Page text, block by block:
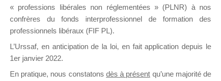
DIRIGEANT
« professions libérales non réglementées » (PLNR) à nos
confrères du fonds interprofessionnel de formation des
professionnels libéraux (FIF PL).
L’Urssaf, en anticipation de la loi, en fait application depuis le
1er janvier 2022.
En pratique, nous constatons dès à présent qu’une majorité de